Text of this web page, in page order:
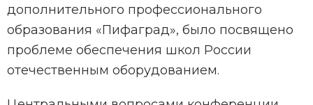
дополнительного профессионального
образования «Пифаград», было посвящено
проблеме обеспечения школ России
отечественным оборудованием.